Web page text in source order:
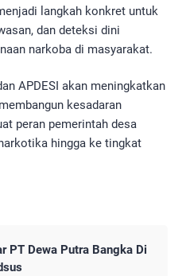
langkah konkret untuk
dan deteksi dini
narkoba di masyarakat.
APDESI akan meningkatkan
kesadaran
peran pemerintah desa
hingga ke tingkat
PT Dewa Putra Bangka Di